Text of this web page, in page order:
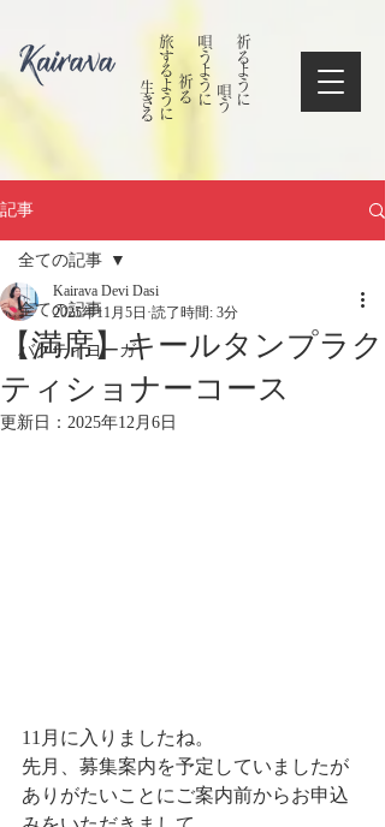
祈るように
唄う
唄うように
祈る
旅するように
​ 生きる
記事
全ての記事
バクティヨーガ
全ての記事
【満席】キールタンプラク
ティショナーコース
Kairava Devi Dasi
2025年11月5日 読了時間: 3分
更新日： 2025年12月6日
11月に入りましたね。
先月、募集案内を予定していましたが
ありがたいことにご案内前からお申込